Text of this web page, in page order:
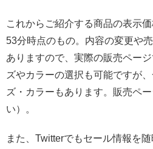
これからご紹介する商品の表示
53分時点のもの。内容の変更や
ありますので、実際の販売ペー
ズやカラーの選択も可能ですが
ズ・カラーもあります。販売ペ
い）。
また、Twitterでもセール情報を